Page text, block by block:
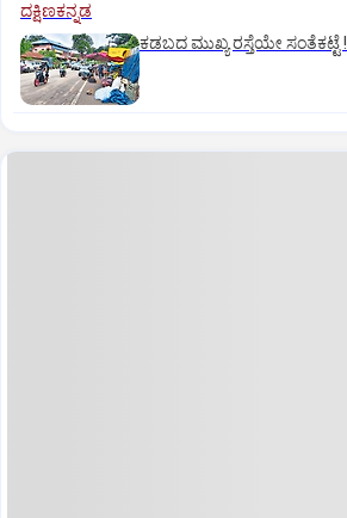
ದಕ್ಷಿಣಕನ್ನಡ
ಕಡಬದ ಮುಖ್ಯ ರಸ್ತೆಯೇ ಸಂತೆಕಟ್ಟೆ !